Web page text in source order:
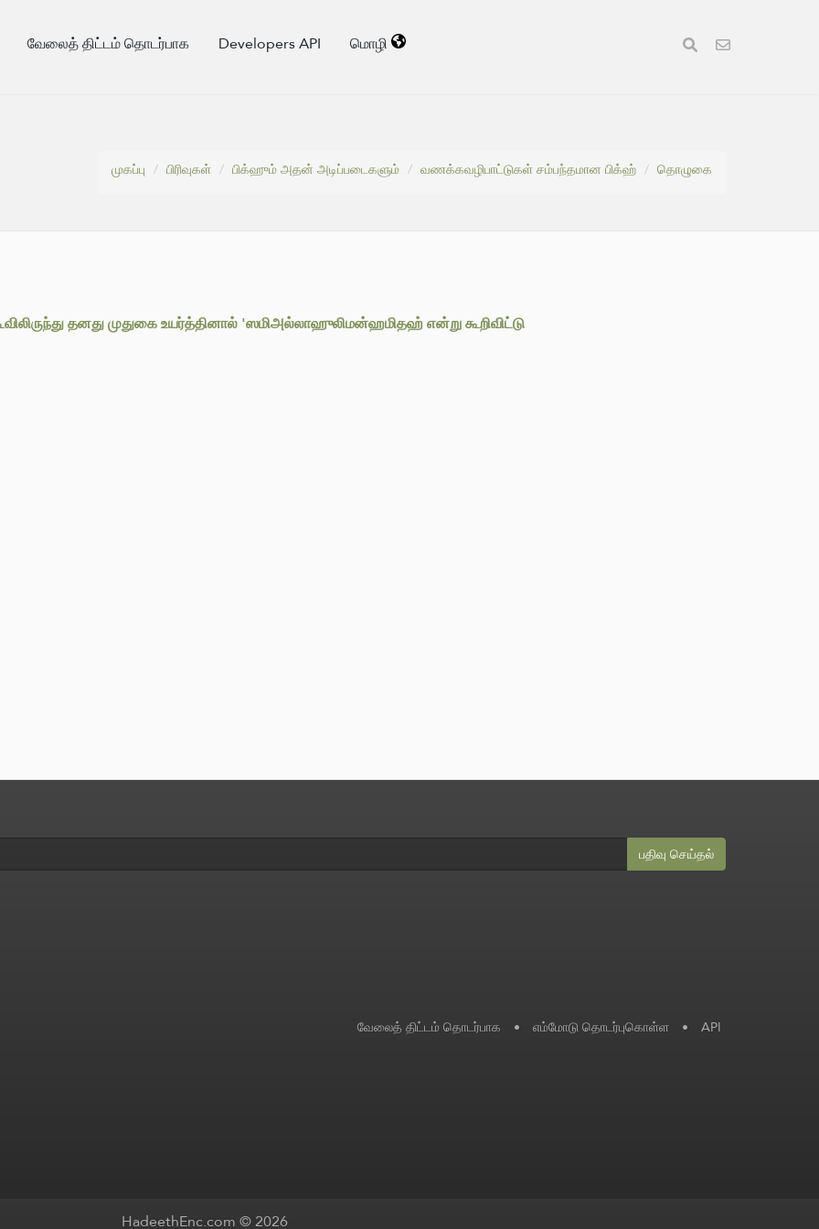
வேலைத் திட்டம் தொடர்பாக Developers API மொழி
முகப்பு
பிரிவுகள் பிக்ஹும் அதன் அடிப்படைகளும் வணக்கவழிபாட்டுகள் சம்பந்தமான பிக்ஹ் தொழுகை
தனது முதுகை உயர்த்தினால் 'ஸமிஅல்லாஹுலிமன்ஹமிதஹ் என்று கூறிவிட்டு
பதிவு செய்தல்
வேலைத் திட்டம் தொடர்பாக • எம்மோடு தொடர்புகொள்ள • API
HadeethEnc.com © 2026